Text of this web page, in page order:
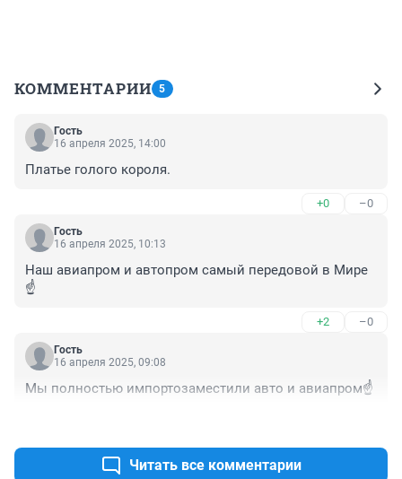
КОММЕНТАРИИ 5
Гость
16 апреля 2025, 14:00
Платье голого короля.
+0 –0
Гость
16 апреля 2025, 10:13
Наш авиапром и автопром самый передовой в Мире
☝️
+2 –0
Гость
16 апреля 2025, 09:08
Мы полностью импортозаместили авто и авиапром☝️
Читать все комментарии